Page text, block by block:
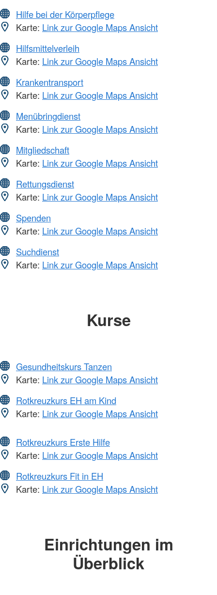
Hilfe bei der Körperpflege
Karte: Link zur Google Maps Ansicht
Hilfsmittelverleih
Karte: Link zur Google Maps Ansicht
Krankentransport
Karte: Link zur Google Maps Ansicht
Menübringdienst
Karte: Link zur Google Maps Ansicht
Mitgliedschaft
Karte: Link zur Google Maps Ansicht
Rettungsdienst
Karte: Link zur Google Maps Ansicht
Spenden
Karte: Link zur Google Maps Ansicht
Suchdienst
Karte: Link zur Google Maps Ansicht
Kurse
Gesundheitskurs Tanzen
Karte: Link zur Google Maps Ansicht
Rotkreuzkurs EH am Kind
Karte: Link zur Google Maps Ansicht
Rotkreuzkurs Erste Hilfe
Karte: Link zur Google Maps Ansicht
Rotkreuzkurs Fit in EH
Karte: Link zur Google Maps Ansicht
Einrichtungen im
Überblick